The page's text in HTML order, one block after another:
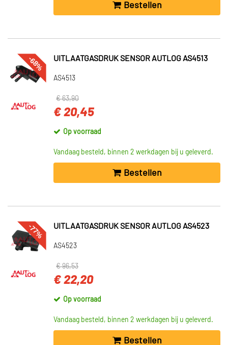
Bestellen
-68% UITLAATGASDRUK SENSOR AUTLOG AS4513
AS4513
€ 63,90
€ 20,45
Op voorraad
Vandaag besteld, binnen 2 werkdagen bij u geleverd.
Bestellen
-77% UITLAATGASDRUK SENSOR AUTLOG AS4523
AS4523
€ 96,53
€ 22,20
Op voorraad
Vandaag besteld, binnen 2 werkdagen bij u geleverd.
Bestellen